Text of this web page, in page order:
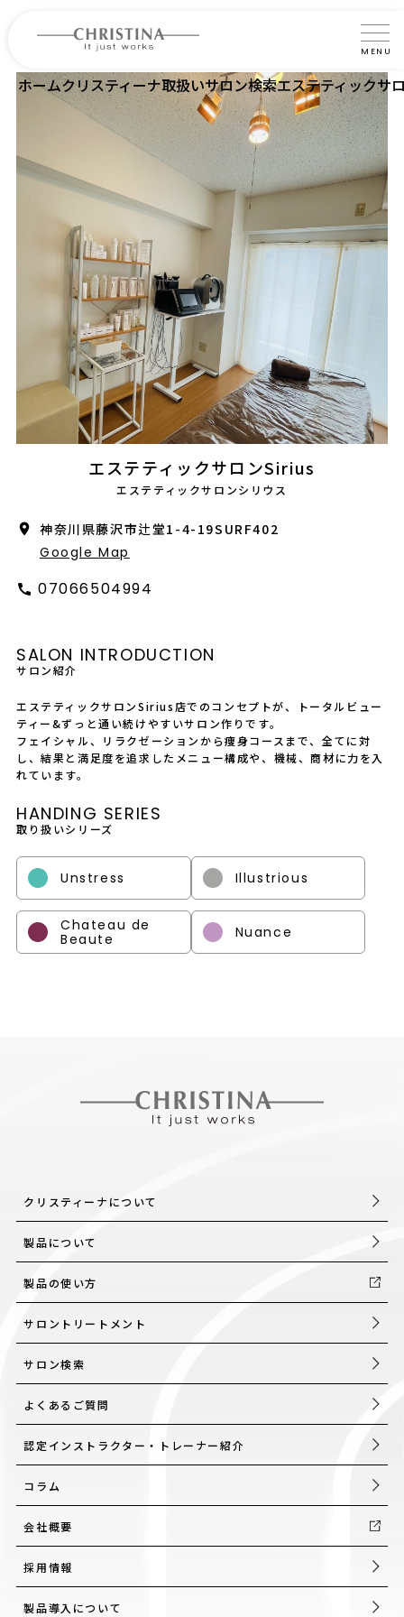
MENU
クリスティーナについて
製品の使い方
サロントリートメント
サロン検索
よくあるご質問
認定インストラクター・トレーナー紹介
会社概要
製品導入について
お問い合わせ
ホームクリスティーナ取扱いサロン検索エステティックサ
エステティックサロンSirius
エステティックサロンシリウス
神奈川県藤沢市辻堂1-4-19SURF402
Google Map
07066504994
SALON INTRODUCTION
サロン紹介
エステティックサロンSirius店でのコンセプトが、トータルビュー
ティー&ずっと通い続けやすいサロン作りです。
フェイシャル、リラクゼーションから痩身コースまで、全てに対
し、結果と満足度を追求したメニュー構成や、機械、商材に力を入
れています。
HANDING SERIES
取り扱いシリーズ
Unstress Illustrious
Chateau de
Beaute
Nuance
クリスティーナについて
製品について
製品の使い方
サロントリートメント
サロン検索
よくあるご質問
認定インストラクター・トレーナー紹介
コラム
会社概要
採用情報
製品導入について